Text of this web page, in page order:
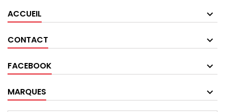
ACCUEIL
CONTACT
FACEBOOK
MARQUES